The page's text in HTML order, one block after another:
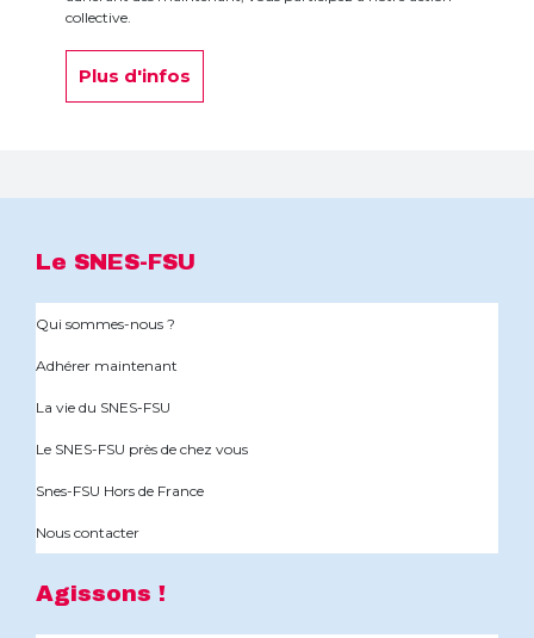
collective.
Plus d'infos
Le SNES-FSU
Qui sommes-nous ?
Adhérer maintenant
La vie du SNES-FSU
Le SNES-FSU près de chez vous
Snes-FSU Hors de France
Nous contacter
Agissons !